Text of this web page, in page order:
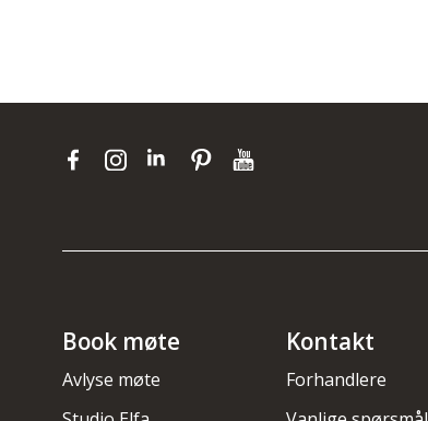
Book møte
Avlyse møte
Kontakt
Forhandlere